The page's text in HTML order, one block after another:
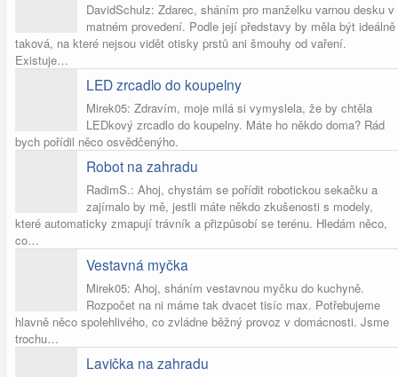
DavidSchulz: Zdarec, sháním pro manželku varnou desku v
matném provedení. Podle její představy by měla být ideálně
taková, na které nejsou vidět otisky prstů ani šmouhy od vaření.
Existuje…
LED zrcadlo do koupelny
Mirek05: Zdravím, moje milá si vymyslela, že by chtěla
LEDkový zrcadlo do koupelny. Máte ho někdo doma? Rád
bych pořídil něco osvědčenýho.
Robot na zahradu
RadimS.: Ahoj, chystám se pořídit robotickou sekačku a
zajímalo by mě, jestli máte někdo zkušenosti s modely,
které automaticky zmapují trávník a přizpůsobí se terénu. Hledám něco,
co…
Vestavná myčka
Mirek05: Ahoj, sháním vestavnou myčku do kuchyně.
Rozpočet na ni máme tak dvacet tisíc max. Potřebujeme
hlavně něco spolehlivého, co zvládne běžný provoz v domácnosti. Jsme
trochu…
Lavička na zahradu